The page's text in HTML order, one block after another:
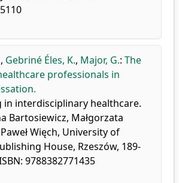
, Gebriné Éles, K., Major, G.: The
professionals in
in interdisciplinary healthcare.
Bartosiewicz, Małgorzata
Więch, University of
House, Rzeszów, 189-
9788382771435